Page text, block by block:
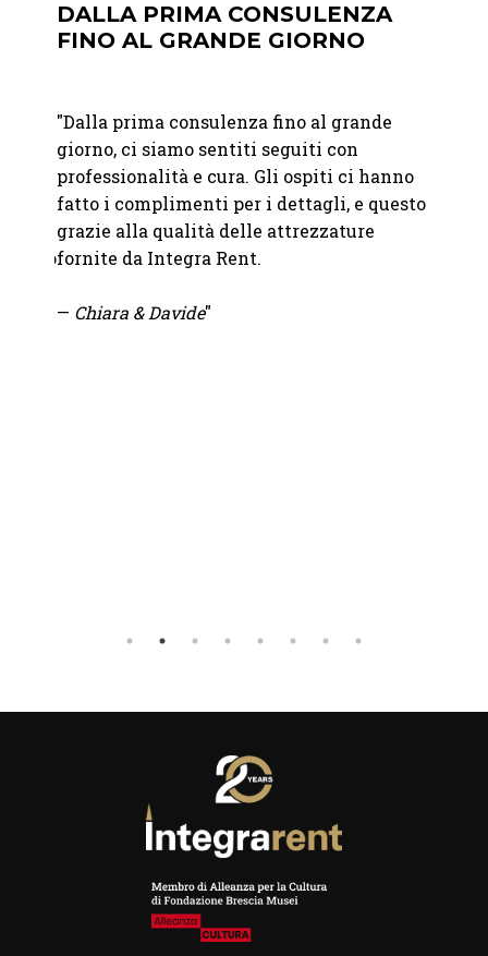
DALLA PRIMA CONSULENZA
FINO AL GRANDE GIORNO
"Dalla prima consulenza fino al grande
giorno, ci siamo sentiti seguiti con
professionalità e cura. Gli ospiti ci hanno
fatto i complimenti per i dettagli, e questo
grazie alla qualità delle attrezzature
fornite da Integra Rent.
— Chiara & Davide"